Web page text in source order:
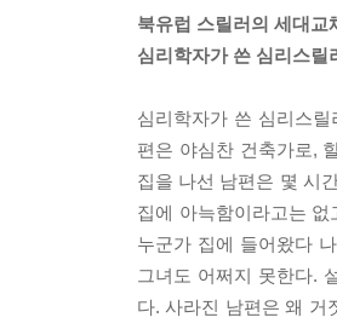
북유럽 스릴러의 세대교
심리학자가 쓴 심리스릴
심리학자가 쓴 심리스
편은 야심찬 건축가로,
집을 나선 남편은 몇 시
집에 아늑함이라고는
누군가 집에 들어왔다
그녀도 어쩌지 못한다.
다. 사라진 남편은 왜 거